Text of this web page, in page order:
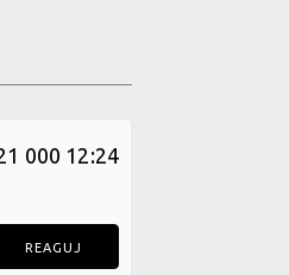
000 12:24
REAGUJ